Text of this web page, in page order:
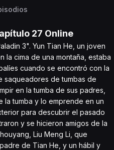
27 Online
3". Yun Tian He, un joven
la cima de una montaña, estaba
cuando se encontró con la
saqueadores de tumbas de
en la tumba de sus padres,
la tumba y lo emprende en un
para descubrir el pasado
y se hicieron amigos de la
Liu Meng Li, que
de Tian He, y un hábil y